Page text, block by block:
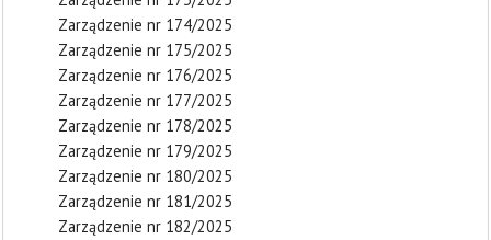
Zarządzenie nr 174/2025
Zarządzenie nr 175/2025
Zarządzenie nr 176/2025
Zarządzenie nr 177/2025
Zarządzenie nr 178/2025
Zarządzenie nr 179/2025
Zarządzenie nr 180/2025
Zarządzenie nr 181/2025
Zarządzenie nr 182/2025